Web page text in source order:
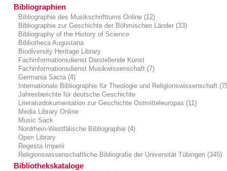
Bibliographien
Bibliographie des Musikschrifttums Online (12)
Bibliographie zur Geschichte der Böhmischen Länder (33)
Bibliography of the History of Science
Bibliotheca Augustana
Biodiversity Heritage Library
Fachinformationsdienst Darstellende Kunst
Fachinformationsdienst Musikwissenschaft (7)
Germania Sacra (4)
Internationale Bibliographie für Theologie und Religionswissenschaft
Jahresberichte für deutsche Geschichte
Literaturdokumentation zur Geschichte Ostmitteleuropas (11)
Media Library Online
Music Sack
Nordrhein-Westfälische Bibliographie (4)
Open Library
Regesta Imperii
Religionswissenschaftliche Bibliografie der Universität Tübingen (345)
Bibliothekskataloge